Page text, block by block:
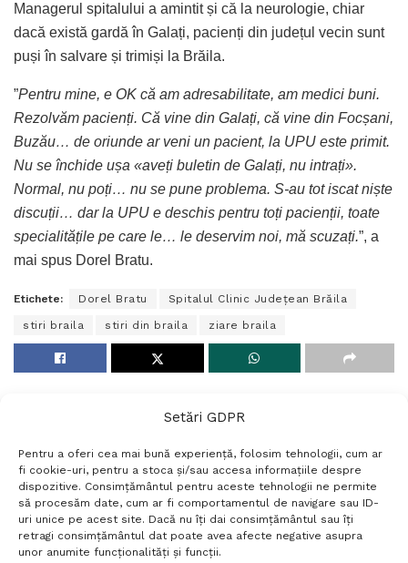
Setări GDPR
Pentru a oferi cea mai bună experiență, folosim tehnologii, cum ar
fi cookie-uri, pentru a stoca și/sau accesa informațiile despre
dispozitive. Consimțământul pentru aceste tehnologii ne permite
să procesăm date, cum ar fi comportamentul de navigare sau ID-
uri unice pe acest site. Dacă nu îți dai consimțământul sau îți
retragi consimțământul dat poate avea afecte negative asupra
unor anumite funcționalități și funcții.
Managerul spitalului a amintit și că la neurologie, chiar
dacă există gardă în Galați, pacienți din județul vecin sunt
puși în salvare și trimiși la Brăila.
”Pentru mine, e OK că am adresabilitate, am medici buni.
Rezolvăm pacienți. Că vine din Galați, că vine din Focșani,
Buzău… de oriunde ar veni un pacient, la UPU este primit.
Nu se închide ușa «aveți buletin de Galați, nu intrați».
Normal, nu poți… nu se pune problema. S-au tot iscat niște
discuții… dar la UPU e deschis pentru toți pacienții, toate
specialitățile pe care le… le deservim noi, mă scuzați.”, a
mai spus Dorel Bratu.
Etichete: Dorel Bratu Spitalul Clinic Județean Brăila
stiri braila stiri din braila ziare braila
Termeni si conditii
Politică de confidențialitate
Politica cookies
Setări GDPR